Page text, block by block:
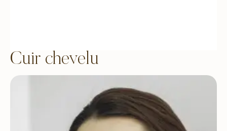
Cuir chevelu